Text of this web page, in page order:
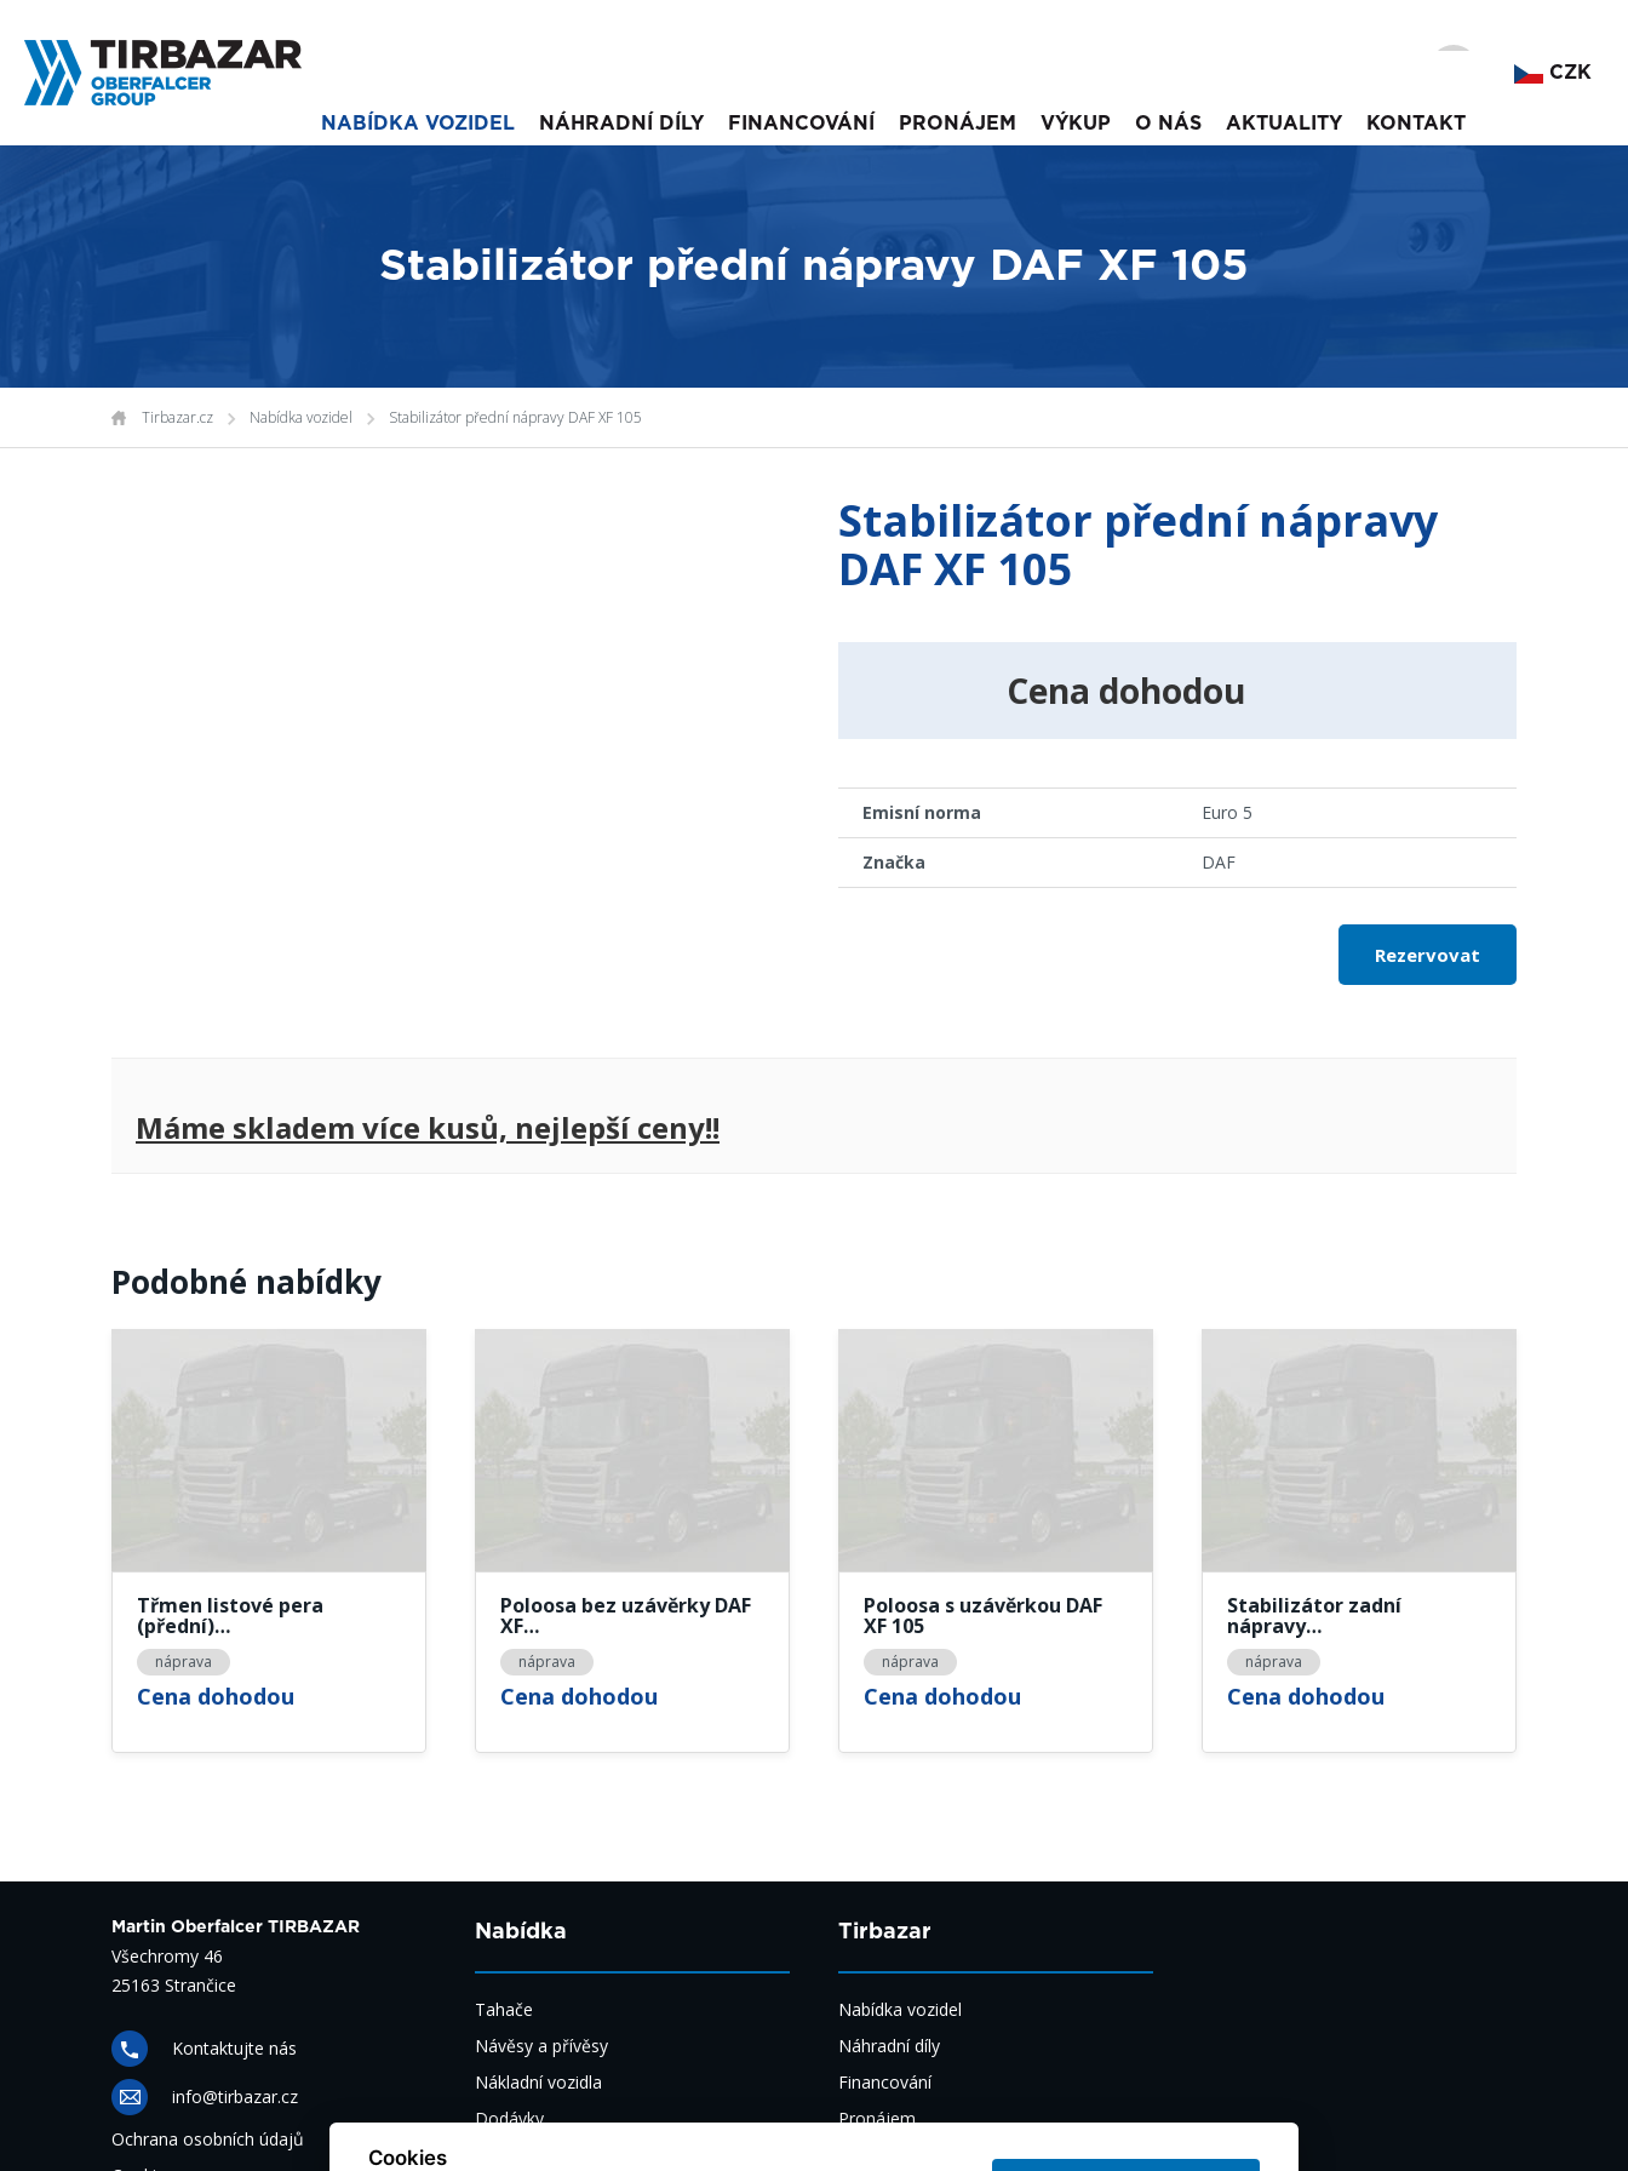
CZK
NABÍDKA VOZIDEL NÁHRADNÍ DÍLY FINANCOVÁNÍ PRONÁJEM VÝKUP O NÁS AKTUALITY KONTAKT
Stabilizátor přední nápravy DAF XF 105
Tirbazar.cz Nabídka vozidel Stabilizátor přední nápravy DAF XF 105
Stabilizátor přední nápravy
DAF XF 105
Cena dohodou
Emisní norma Euro 5
Značka DAF
Rezervovat
Máme skladem více kusů, nejlepší ceny!!
Podobné nabídky
Třmen listové pera
(přední)…
náprava
Cena dohodou
Poloosa bez uzávěrky DAF
XF…
náprava
Cena dohodou
Poloosa s uzávěrkou DAF
XF 105
náprava
Cena dohodou
Stabilizátor zadní
nápravy…
náprava
Cena dohodou
Martin Oberfalcer TIRBAZAR
Všechromy 46
25163 Strančice
Kontaktujte nás
info@tirbazar.cz
Ochrana osobních údajů
Nabídka
Tahače
Návěsy a přívěsy
Nákladní vozidla
Dodávky
Tirbazar
Nabídka vozidel
Náhradní díly
Financování
Pronájem
Cookies